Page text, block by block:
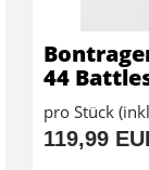
44
pro Stück
119,99